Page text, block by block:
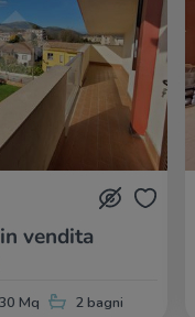
vendita
Mq 2 bagni